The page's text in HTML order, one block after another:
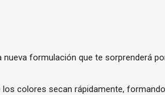
formulación que te sorprenderá
colores secan rápidamente,